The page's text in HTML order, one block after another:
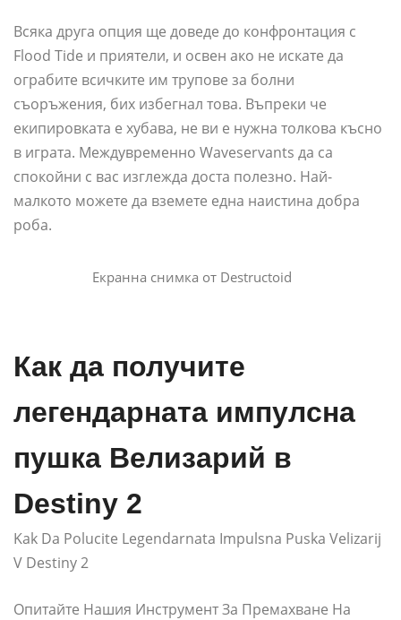
Всяка друга опция ще доведе до конфронтация с
Flood Tide и приятели, и освен ако не искате да
ограбите всичките им трупове за болни
съоръжения, бих избегнал това. Въпреки че
екипировката е хубава, не ви е нужна толкова късно
в играта. Междувременно Waveservants да са
спокойни с вас изглежда доста полезно. Най-
малкото можете да вземете една наистина добра
роба.
Екранна снимка от Destructoid
Как да получите
легендарната импулсна
пушка Велизарий в
Destiny 2
Kak Da Polucite Legendarnata Impulsna Puska Velizarij
V Destiny 2
Опитайте Нашия Инструмент За Премахване На